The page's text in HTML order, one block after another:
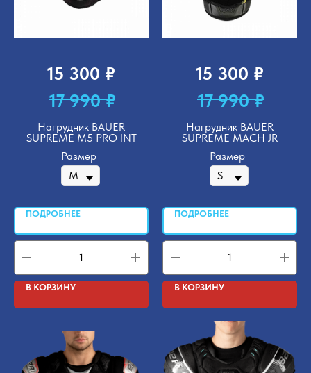
15 300 ₽
17 990 ₽
Нагрудник BAUER
SUPREME M5 PRO INT
Размер
ПОДРОБНЕЕ
В КОРЗИНУ
15 300 ₽
17 990 ₽
Нагрудник BAUER
SUPREME MACH JR
Размер
ПОДРОБНЕЕ
В КОРЗИНУ